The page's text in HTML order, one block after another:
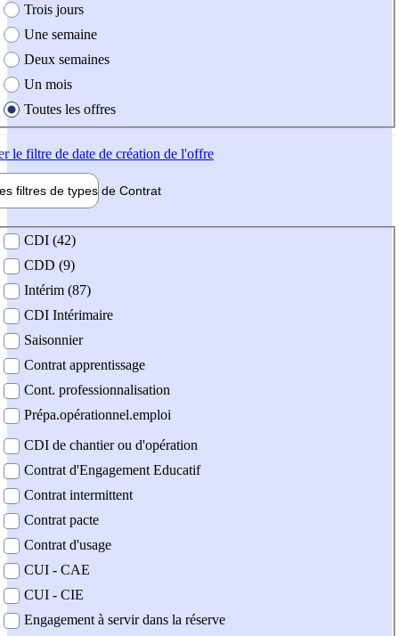
Trois jours
Une semaine
Deux semaines
Un mois
Toutes les offres
le filtre de date de création de l'offre
filtres de types de Contrat
contrat
CDI (42)
CDD (9)
Intérim (87)
CDI Intérimaire
Saisonnier
Contrat apprentissage
Cont. professionnalisation
Prépa.opérationnel.emploi
CDI de chantier ou d'opération
Contrat d'Engagement Educatif
Contrat intermittent
Contrat pacte
Contrat d'usage
CUI - CAE
CUI - CIE
Engagement à servir dans la réserve